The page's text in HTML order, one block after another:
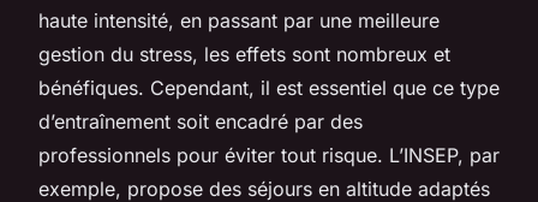
haute intensité, en passant par une meilleure
gestion du stress, les effets sont nombreux et
bénéfiques. Cependant, il est essentiel que ce type
d’entraînement soit encadré par des
professionnels pour éviter tout risque. L’INSEP, par
exemple, propose des séjours en altitude adaptés